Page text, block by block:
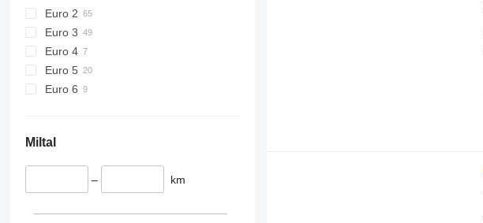
Euro 2
Euro 3
Euro 4
Euro 5
Euro 6
Miltal
– km